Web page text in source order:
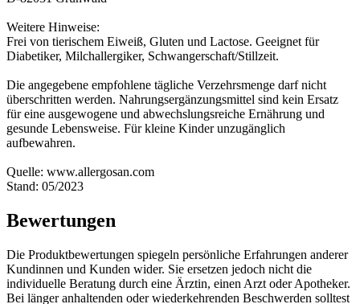
Weitere Hinweise:
Frei von tierischem Eiweiß, Gluten und Lactose. Geeignet für
Diabetiker, Milchallergiker, Schwangerschaft/Stillzeit.
Die angegebene empfohlene tägliche Verzehrsmenge darf nicht
überschritten werden. Nahrungsergänzungsmittel sind kein Ersatz
für eine ausgewogene und abwechslungsreiche Ernährung und
gesunde Lebensweise. Für kleine Kinder unzugänglich
aufbewahren.
Quelle: www.allergosan.com
Stand: 05/2023
Bewertungen
Die Produktbewertungen spiegeln persönliche Erfahrungen anderer
Kundinnen und Kunden wider. Sie ersetzen jedoch nicht die
individuelle Beratung durch eine Ärztin, einen Arzt oder Apotheker.
Bei länger anhaltenden oder wiederkehrenden Beschwerden solltest